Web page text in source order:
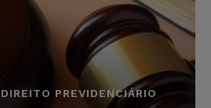
DIREITO PREVIDENCIÁRIO